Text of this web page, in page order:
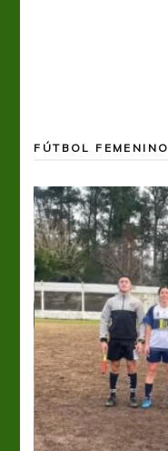
FÚTBOL FEMENINO